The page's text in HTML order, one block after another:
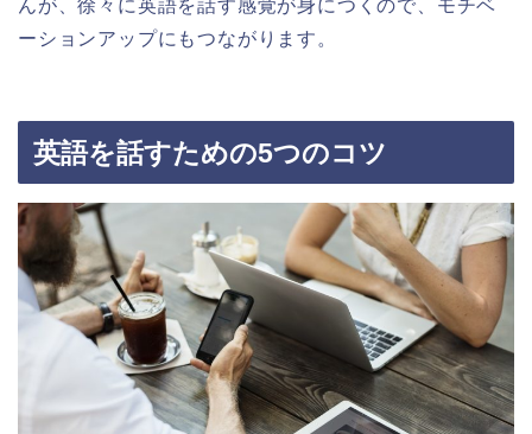
んが、徐々に英語を話す感覚が身につくので、モチベ
ーションアップにもつながります。
英語を話すための5つのコツ